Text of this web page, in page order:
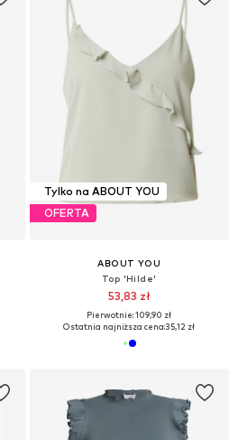
Tylko na ABOUT YOU
OFERTA
ABOUT YOU
Top 'Hilde'
53,83 zł
Pierwotnie: 109,90 zł
Ostatnia najniższa cena:35,12 zł